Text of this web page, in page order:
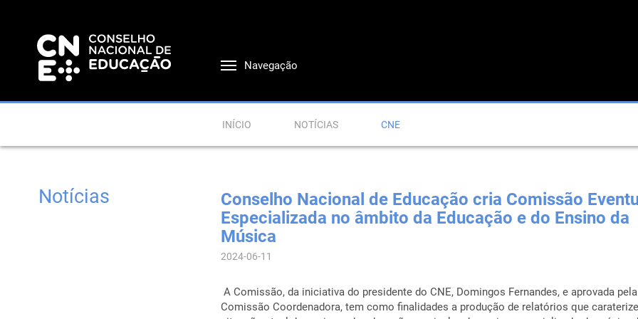
Navegação
INÍCIO NOTÍCIAS CNE
Notícias
Conselho Nacional de Educação cria Comissão
Especializada no âmbito da Educação e do Ensino da
Música
2024-06-11
A Comissão, da iniciativa do presidente do CNE, Domingos Fernandes, e aprovada pela
Comissão Coordenadora, tem como finalidades a produção de relatórios que